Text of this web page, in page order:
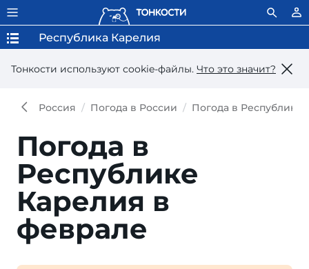
Тонкости используют сookie-файлы. Что это значит?
Республика Карелия
Россия Погода в России Погода в Республике
Погода в
Республике
Карелия в
феврале